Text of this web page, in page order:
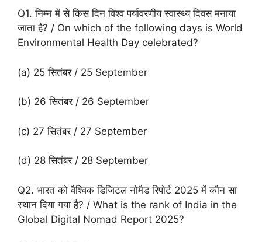
Q1. निम्न में से किस दिन विश्व पर्यावरणीय स्वास्थ्य दिवस मनाया
जाता है? / On which of the following days is World
Environmental Health Day celebrated?
(a) 25 सितंबर / 25 September
(b) 26 सितंबर / 26 September
(c) 27 सितंबर / 27 September
(d) 28 सितंबर / 28 September
Q2. भारत को वैश्विक डिजिटल नोमैड रिपोर्ट 2025 में कौन सा
स्थान दिया गया है? / What is the rank of India in the
Global Digital Nomad Report 2025?